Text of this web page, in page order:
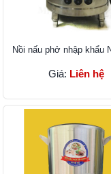
Nồi nấu phở nhập khẩu
Giá: Liên hệ